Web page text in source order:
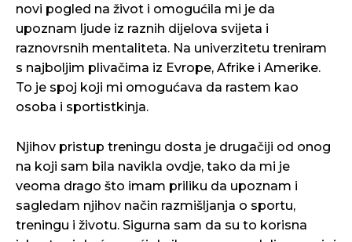
novi pogled na život i omogućila mi je da
upoznam ljude iz raznih dijelova svijeta i
raznovrsnih mentaliteta. Na univerzitetu treniram
s najboljim plivačima iz Evrope, Afrike i Amerike.
To je spoj koji mi omogućava da rastem kao
osoba i sportistkinja.
Njihov pristup treningu dosta je drugačiji od onog
na koji sam bila navikla ovdje, tako da mi je
veoma drago što imam priliku da upoznam i
sagledam njihov način razmišljanja o sportu,
treningu i životu. Sigurna sam da su to korisna